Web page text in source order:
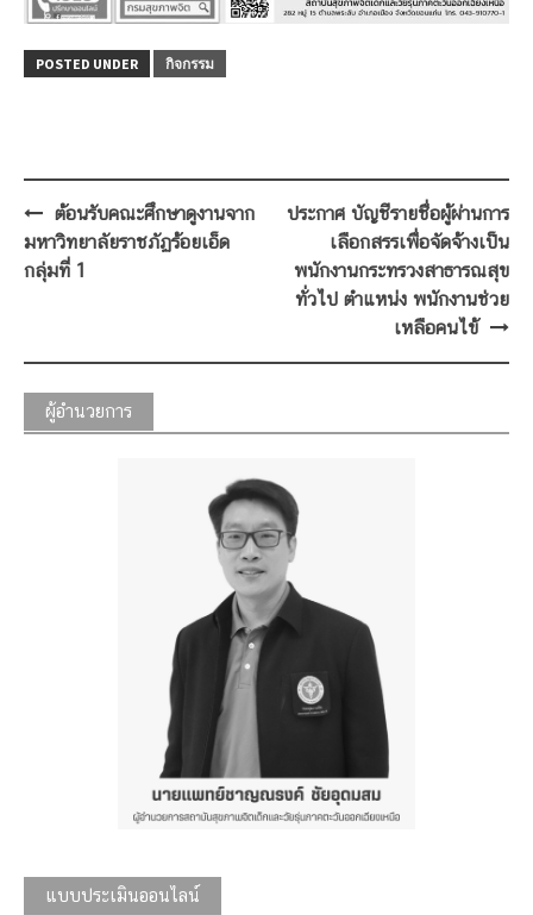
POSTED UNDER กิจกรรม
Post
navigation
ต้อนรับคณะศึกษาดูงานจาก
มหาวิทยาลัยราชภัฏร้อยเอ็ด
กลุ่มที่ 1
ประกาศ บัญชีรายชื่อผู้ผ่านการ
เลือกสรรเพื่อจัดจ้างเป็น
พนักงานกระทรวงสาธารณสุข
ทั่วไป ตำแหน่ง พนักงานช่วย
เหลือคนไข้
ผู้อำนวยการ
แบบประเมินออนไลน์